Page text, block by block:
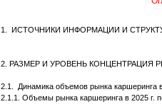
1. ИСТОЧНИКИ ИНФОРМАЦИИ И
2. РАЗМЕР И УРОВЕНЬ КОНЦЕНТРАЦИЯ
2.1.
Динамика объемов рынка каршеринга
2.1.1. Объемы рынка каршеринга в 2025 г.